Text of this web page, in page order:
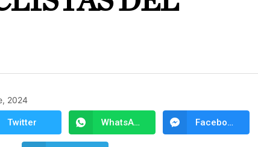
2024
Twitter WhatsApp Facebook Messenger